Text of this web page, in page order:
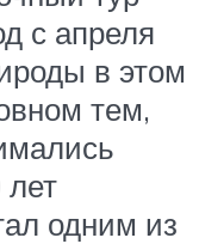
с апреля
в этом
тем,
одним из